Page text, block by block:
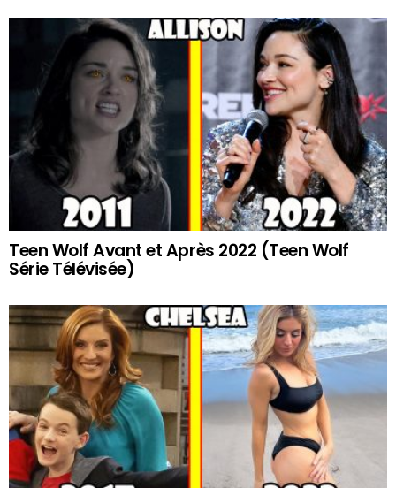
Teen Wolf Avant et Après 2022 (Teen Wolf
Série Télévisée)